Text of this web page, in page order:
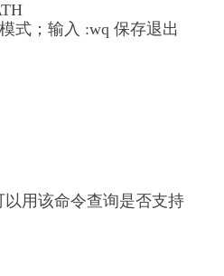
式；输入 :wq 保存退出
用该命令查询是否支持